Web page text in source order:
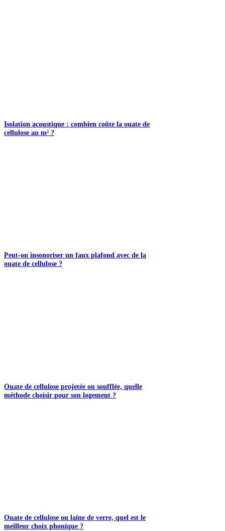
Isolation acoustique : combien coûte la ouate de
cellulose au m² ?
Peut-on insonoriser un faux plafond avec de la
ouate de cellulose ?
Ouate de cellulose projetée ou soufflée, quelle
méthode choisir pour son logement ?
Ouate de cellulose ou laine de verre, quel est le
meilleur choix phonique ?